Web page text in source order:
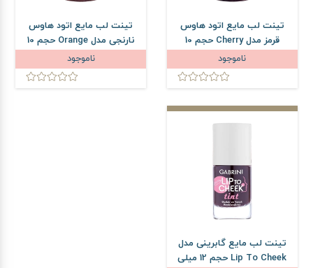
تینت لب مایع اتود هاوس
قرمز مدل Cherry حجم 10
میلی لیتر
ناموجود
تینت لب مایع اتود هاوس
نارنجی مدل Orange حجم 10
میلی لیتر
ناموجود
تینت لب مایع گابرینی مدل
Lip To Cheek حجم 12 میلی